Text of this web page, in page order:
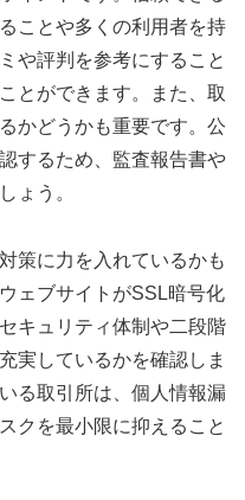
ことや多くの利用者を持
や評判を参考にすること
とができます。また、取
かどうかも重要です。公
するため、監査報告書や
ょう。
策に力を入れているかも
ェブサイトがSSL暗号化
キュリティ体制や二段階
実しているかを確認しま
る取引所は、個人情報漏
クを最小限に抑えること